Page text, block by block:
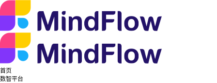
首页
数智平台